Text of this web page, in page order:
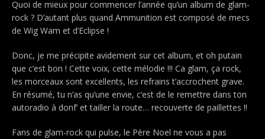
Quoi de mieux pour commencer l’année qu’un album de glam-
rock ? D’autant plus quand Ammunition est composé de mecs
de Wig Wam et d’Eclipse !
Donc, je me précipite avidement sur cet album, et oh putain
que c’est bon ! Cette voix, cette mélodie !!! Ca glam, ça rock,
les morceaux sont excellents, les refrains t’accrochent grave.
En résumé, tu n’as qu’une envie, c’est de le remettre dans ton
autoradio à donf’ et tailler la route… recouverte de paillettes !!
Fans de glam-rock qui pulse, le Père Noel ne vous a pas